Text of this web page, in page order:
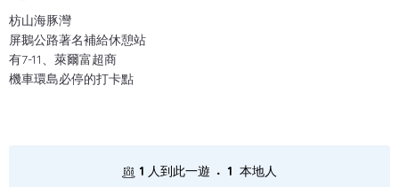
枋山海豚灣
屏鵝公路著名補給休憩站
有7-11、萊爾富超商
機車環島必停的打卡點
1 人到此一遊 . 1 本地人